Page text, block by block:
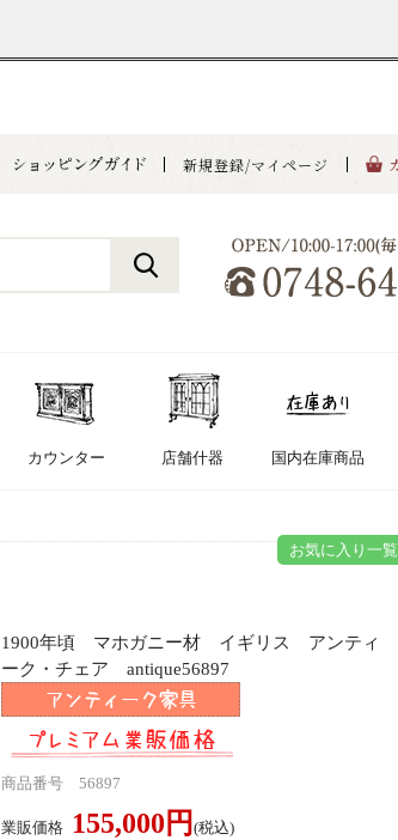
お気に入り一覧
1900年頃 マホガニー材 イギリス アンティ
ーク・チェア antique56897
商品番号 56897
業販価格 155,000円 (税込)